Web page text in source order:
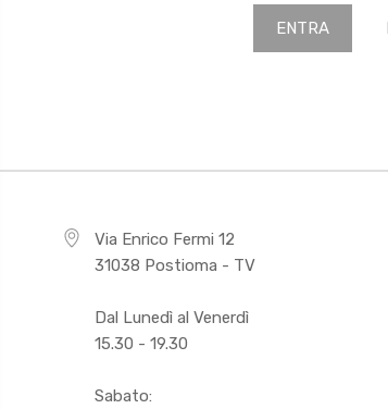
Via Enrico Fermi 12
31038 Postioma - TV
Dal Lunedì al Venerdì
15.30 - 19.30
Sabato: